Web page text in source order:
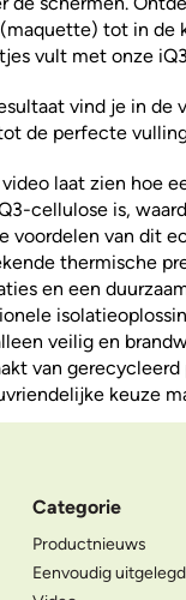
tot in de
vult met onze
vind je in de
de perfecte
video laat zien hoe
cellulose is,
voordelen van dit
thermische
en een
veilig en
van
keuze
Categorie
Productnieuws
Eenvoudig uitgelegd